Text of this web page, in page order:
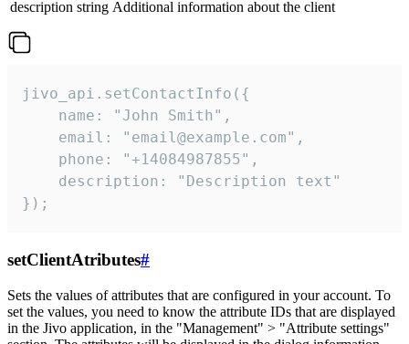
description string Additional information about the client
jivo_api.setContactInfo({
    name: "John Smith",
    email: "email@example.com",
    phone: "+14084987855",
    description: "Description text"
});
setClientAtributes#
Sets the values ​​of attributes that are configured in your account. To
set the values, you need to know the attribute IDs that are displayed
in the Jivo application, in the "Management" > "Attribute settings"